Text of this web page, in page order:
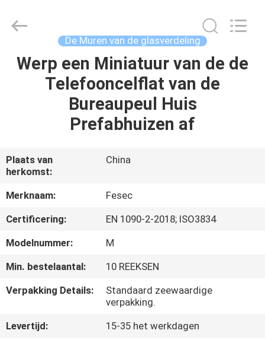
HUIS
PRODUCTEN
ONS
FABRIEKSREIS
KWALITEITSCONTROLE
CONTACTEER
ONS
NIEUWS
FASEC
Buildings
Reserved.
De Muren van de glasverdeling
Werp een Miniatuur van de de
Telefooncelflat van de
Bureaupeul Huis
Prefabhuizen af
Plaats van
herkomst:
China
Merknaam:
Fesec
Certificering:
EN 1090-2-2018; ISO3834
Modelnummer:
M
Min. bestelaantal:
10 REEKSEN
Verpakking Details:
Standaard zeewaardige
verpakking.
Levertijd:
15-35 het werkdagen